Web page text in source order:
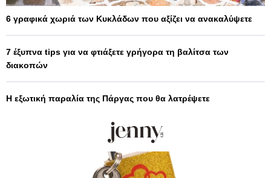
6 γραφικά χωριά των Κυκλάδων που αξίζει να ανακαλύψετε
7 έξυπνα tips για να φτιάξετε γρήγορα τη βαλίτσα των
διακοπών
Η εξωτική παραλία της Πάργας που θα λατρέψετε